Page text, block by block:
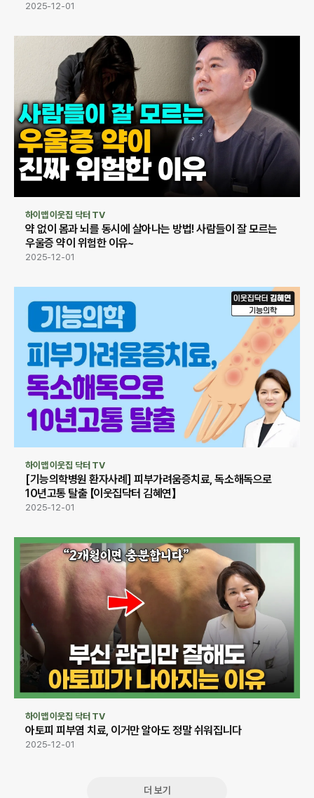
2025-12-01
하이맵 이웃집 닥터 TV
약 없이 몸과 뇌를 동시에 살아나는 방법! 사람들이 잘 모르는
우울증 약이 위험한 이유~
2025-12-01
하이맵 이웃집 닥터 TV
[기능의학병원 환자사례] 피부가려움증치료, 독소해독으로
10년고통 탈출 【이웃집닥터 김혜연】
2025-12-01
하이맵 이웃집 닥터 TV
아토피 피부염 치료, 이거만 알아도 정말 쉬워집니다
2025-12-01
더 보기